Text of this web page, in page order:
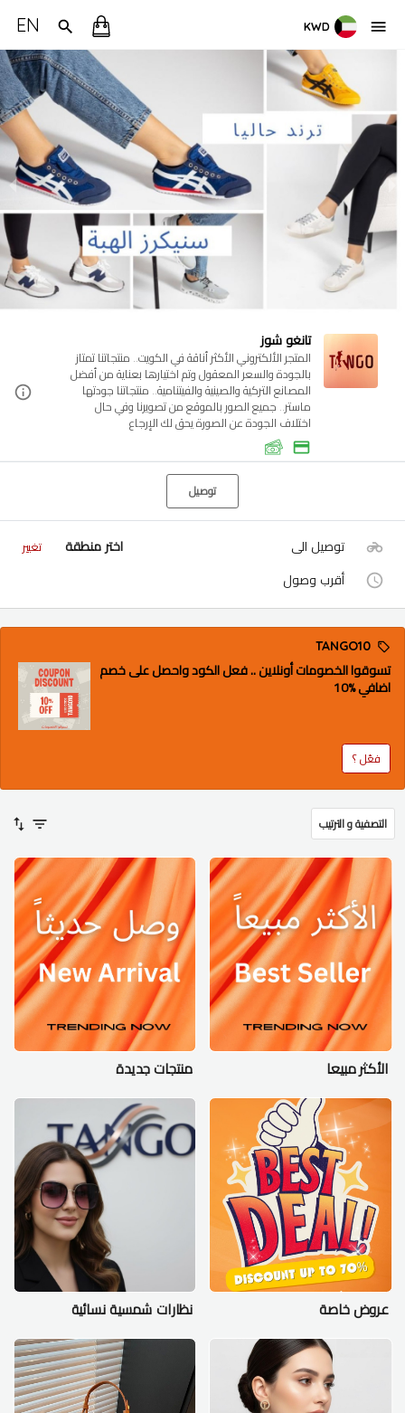
KWD
EN
تانغو شوز
المتجر الألكتروني الأكثر أناقة في الكويت.. منتجاتنا تمتاز
بالجودة والسعر المعقول وتم اختيارها بعناية من أفضل
المصانع التركية والصينية والفيتنامية.. منتجاتنا جودتها
ماستر.. جميع الصور بالموقع من تصويرنا وفي حال
اختلاف الجودة عن الصورة يحق لك الإرجاع
توصيل
توصيل الى اختر منطقة تغيير
أقرب وصول
TANGO10
تسوقوا الخصومات أونلاين .. فعل الكود واحصل على خصم
اضافي %10
فعّل ؟
التصفية و الترتيب
الأكثر مبيعا منتجات جديدة
عروض خاصة نظارات شمسية نسائية